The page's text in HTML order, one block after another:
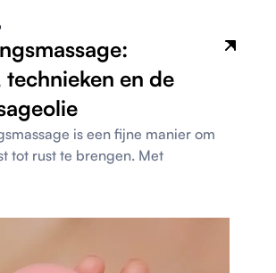
en de
is een fijne manier om
tot rust te brengen. Met